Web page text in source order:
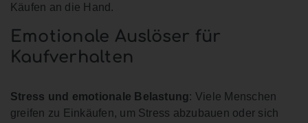
Käufen an die Hand.
Emotionale Auslöser für
Kaufverhalten
Stress und emotionale Belastung: Viele Menschen
greifen zu Einkäufen, um Stress abzubauen oder sich